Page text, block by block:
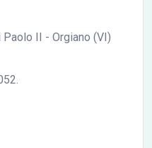
Paolo II - Orgiano (VI)